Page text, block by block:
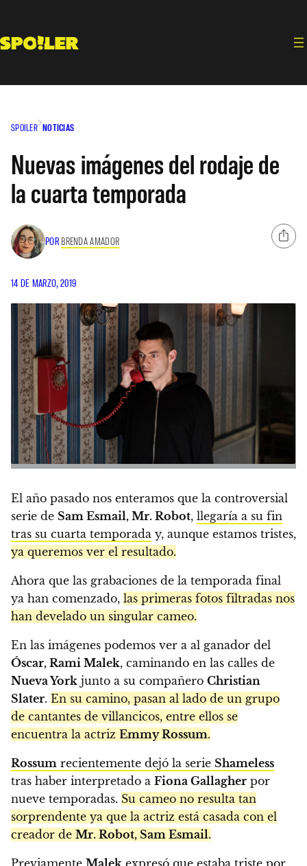
contenido
SPOILER NOTICIAS
Nuevas imágenes del rodaje de
la cuarta temporada
POR BRENDA AMADOR
14 DE MARZO, 2019
El año pasado nos enteramos que la controversial
serie de Sam Esmail, Mr. Robot, llegaría a su fin
tras su cuarta temporada y, aunque estamos tristes,
ya queremos ver el resultado.
Ahora que las grabaciones de la temporada final
ya han comenzado, las primeras fotos filtradas nos
han develado un singular cameo.
En las imágenes podemos ver a al ganador del
Óscar, Rami Malek, caminando en las calles de
Nueva York junto a su compañero Christian
Slater. En su camino, pasan al lado de un grupo
de cantantes de villancicos, entre ellos se
encuentra la actriz Emmy Rossum.
Rossum recientemente dejó la serie Shameless
tras haber interpretado a Fiona Gallagher por
nueve temporadas. Su cameo no resulta tan
sorprendente ya que la actriz está casada con el
creador de Mr. Robot, Sam Esmail.
Previamente Malek expresó que estaba triste por